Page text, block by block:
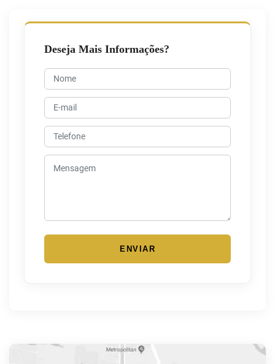
Deseja Mais Informações?
ENVIAR